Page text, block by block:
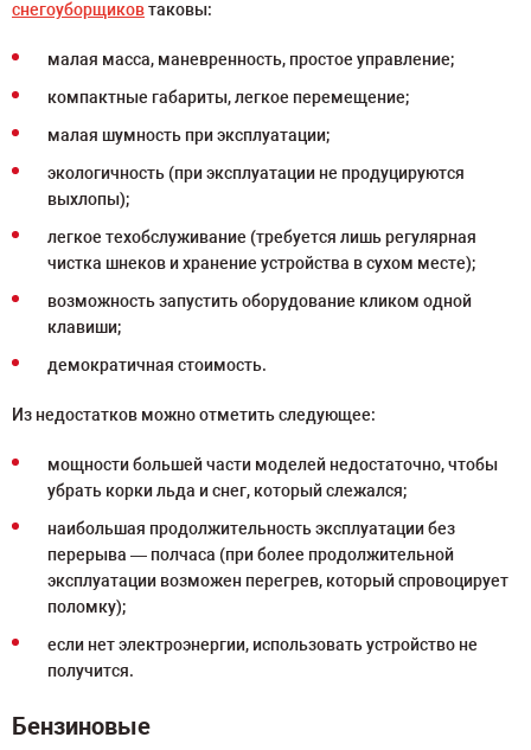
снегоуборщиковтаковы:
малая масса, маневренность, простое управление;
компактные габариты, легкое перемещение;
малая шумность при эксплуатации;
экологичность (при эксплуатации не продуцируются
выхлопы);
легкое техобслуживание (требуется лишь регулярная
чистка шнеков и хранение устройства в сухом месте);
возможность запустить оборудование кликом одной
клавиши;
демократичная стоимость.
Из недостатков можно отметить следующее:
мощности большей части моделей недостаточно, чтобы
убрать корки льда и снег, который слежался;
наибольшая продолжительность эксплуатации без
перерыва — полчаса (при более продолжительной
эксплуатации возможен перегрев, который спровоцирует
поломку);
если нет электроэнергии, использовать устройство не
получится.
Бензиновые